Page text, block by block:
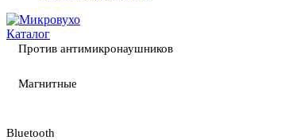
Каталог
Против антимикронаушников
Магнитные
Bluetooth